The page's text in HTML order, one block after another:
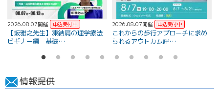
2026.08.07開催
【坂雅之先生】凍結肩の理学療法
ビギナー編 基礎…
2026.08.07開催
これからの歩行アプローチに求め
られるアウトカム評…
情報提供